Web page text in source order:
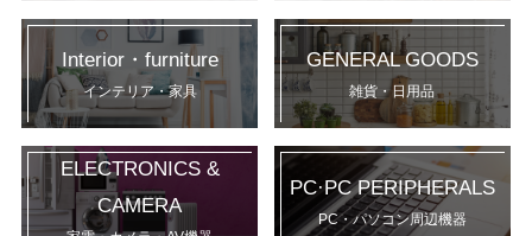
Interior・furniture
インテリア・家具
GENERAL GOODS
雑貨・日用品
ELECTRONICS &
CAMERA
PC·PC PERIPHERALS
PC・パソコン周辺機器